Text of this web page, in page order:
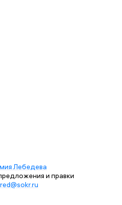
Лебедева
и правки